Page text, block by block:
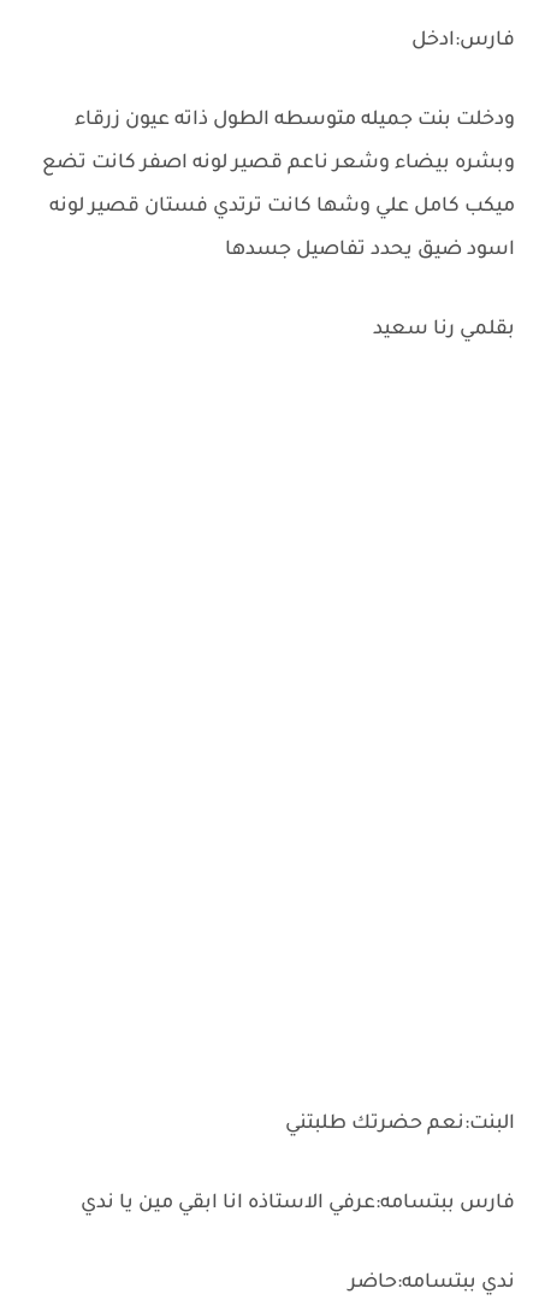
فارس:ادخل
ودخلت بنت جميله متوسطه الطول ذاته عيون زرقاء
وبشره بيضاء وشعر ناعم قصير لونه اصفر كانت تضع
ميكب كامل علي وشها كانت ترتدي فستان قصير لونه
اسود ضيق يحدد تفاصيل جسدها
بقلمي رنا سعيد
البنت:نعم حضرتك طلبتني
فارس ببتسامه:عرفي الاستاذه انا ابقي مين يا ندي
ندي ببتسامه:حاضر